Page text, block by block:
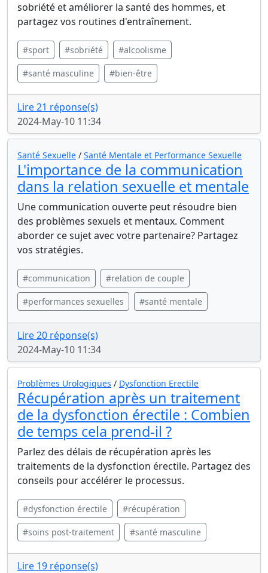
sobriété et améliorer la santé des hommes, et
partagez vos routines d'entraînement.
#sport #sobriété #alcoolisme
#santé masculine #bien-être
Lire 21 réponse(s)
2024-May-10 11:34
Santé Sexuelle / Santé Mentale et Performance Sexuelle
L'importance de la communication
dans la relation sexuelle et mentale
Une communication ouverte peut résoudre bien
des problèmes sexuels et mentaux. Comment
aborder ce sujet avec votre partenaire? Partagez
vos stratégies.
#communication #relation de couple
#performances sexuelles #santé mentale
Lire 20 réponse(s)
2024-May-10 11:34
Problèmes Urologiques / Dysfonction Erectile
Récupération après un traitement
de la dysfonction érectile : Combien
de temps cela prend-il ?
Parlez des délais de récupération après les
traitements de la dysfonction érectile. Partagez des
conseils pour accélérer le processus.
#dysfonction érectile #récupération
#soins post-traitement #santé masculine
Lire 19 réponse(s)